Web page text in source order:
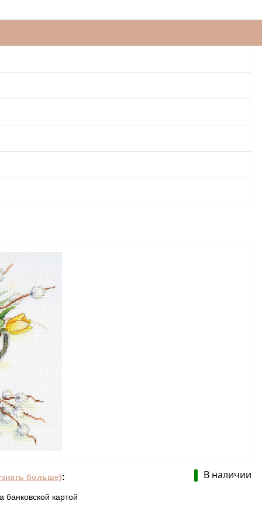
В наличии
больше):
банковской картой